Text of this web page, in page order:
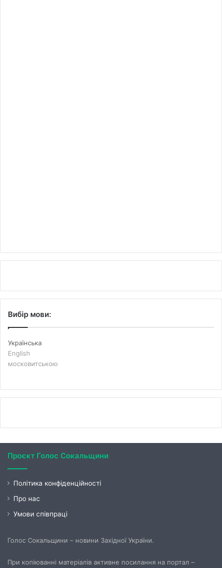
Вибір мови:
Українська
English
московитською
Проєкт Голос Сокальщини
Політика конфіденційності
Про нас
Умови співпраці
Голос Сокальщини – новини Західної України.
При копіюванні матеріалів активне посилання на портал –